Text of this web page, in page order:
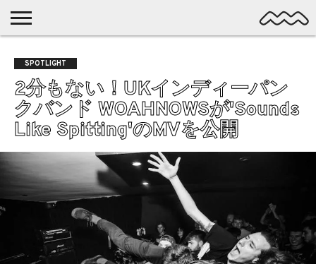
MUSIC
LATEST
POSTS
SPOTLIGHT
NYP
/ DL
DISCOVERY
ROCK
POP
ALTERNATIVE
ELECTRONIC
SSW
POSTPUNK
LO-
GARAGE
EXPERIMENTAL
SPOTLIGHT
2分もない！UKインディーパン
クバンド WOAHNOWSが'Sounds
Like Spitting'のMVを公開